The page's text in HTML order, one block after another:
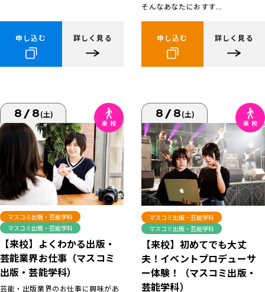
申し込む 詳しく見る
そんなあなたにおすす...
申し込む 詳しく見る
8/8(土)
マスコミ出版・芸能学科
マスコミ出版・芸能学科
【来校】よくわかる出版・
芸能業界お仕事（マスコミ
出版・芸能学科）
芸能・出版業界のお仕事に興味があ
8/8(土)
マスコミ出版・芸能学科
マスコミ出版・芸能学科
【来校】初めてでも大丈
夫！イベントプロデューサ
ー体験！（マスコミ出版・
芸能学科）